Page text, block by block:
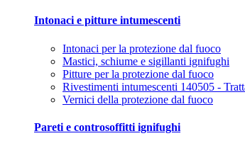
Intonaci e pitture intumescenti
Intonaci per la protezione dal fuoco
Mastici, schiume e sigillanti ignifughi
Pitture per la protezione dal fuoco
Rivestimenti intumescenti 140505 -
Vernici della protezione dal fuoco
Pareti e controsoffitti ignifughi